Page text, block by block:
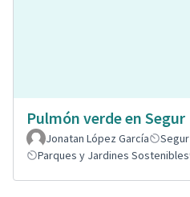
Pulmón verde en Segur
Jonatan López García
Segur
Parques y Jardines Sostenibles